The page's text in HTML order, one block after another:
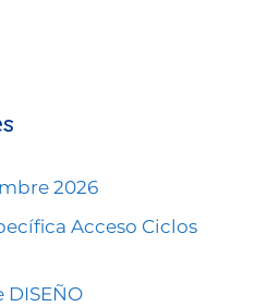
2026
Acceso Ciclos
DISEÑO